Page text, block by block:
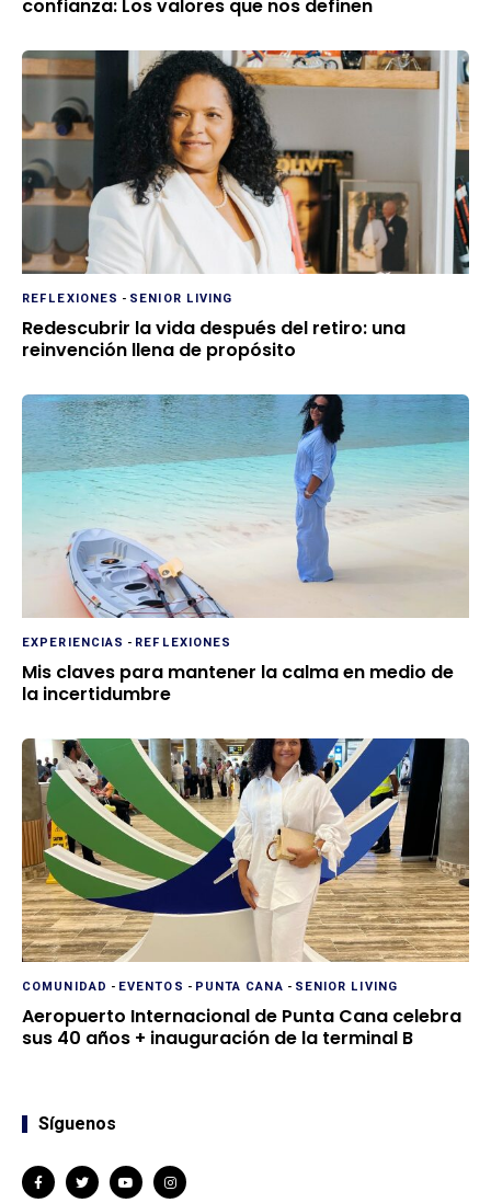
confianza: Los valores que nos definen
REFLEXIONES - SENIOR LIVING
Redescubrir la vida después del retiro: una
reinvención llena de propósito
EXPERIENCIAS - REFLEXIONES
Mis claves para mantener la calma en medio de
la incertidumbre
COMUNIDAD - EVENTOS - PUNTA CANA - SENIOR LIVING
Aeropuerto Internacional de Punta Cana celebra
sus 40 años + inauguración de la terminal B
Síguenos